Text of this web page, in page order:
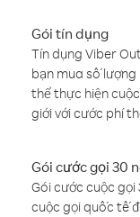
Gói tín dụng
Tín dụng Viber
bạn mua số
thể thực hiện
giới với cước phí
Gói cước gọi 30
Gói cước cuộc
cuộc gọi quốc tế